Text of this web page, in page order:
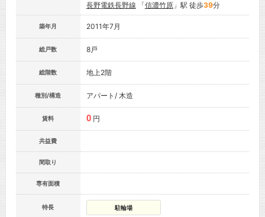
長野電鉄長野線 「信濃竹原」駅 徒歩39分
築年月 2011年7月
総戸数 8戸
総階数 地上2階
種別/構造 アパート/ 木造
賃料 0 円
共益費
間取り
専有面積
特長 駐輪場